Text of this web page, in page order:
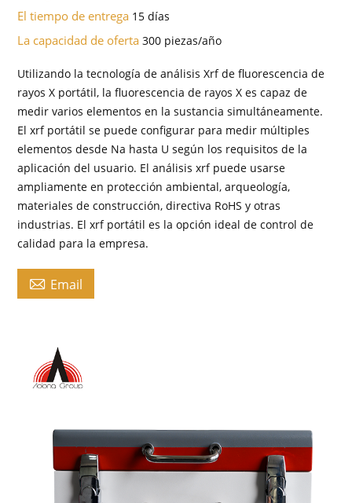
El tiempo de entrega 15 días
La capacidad de oferta300 piezas/año
Utilizando la tecnología de análisis Xrf de fluorescencia de
rayos X portátil, la fluorescencia de rayos X es capaz de
medir varios elementos en la sustancia simultáneamente.
El xrf portátil se puede configurar para medir múltiples
elementos desde Na hasta U según los requisitos de la
aplicación del usuario. El análisis xrf puede usarse
ampliamente en protección ambiental, arqueología,
materiales de construcción, directiva RoHS y otras
industrias. El xrf portátil es la opción ideal de control de
calidad para la empresa.
 Email